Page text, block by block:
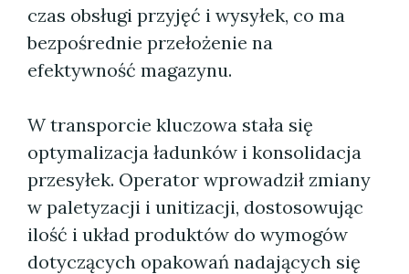
czas obsługi przyjęć i wysyłek, co ma
bezpośrednie przełożenie na
efektywność magazynu.
W transporcie kluczowa stała się
optymalizacja ładunków i konsolidacja
przesyłek. Operator wprowadził zmiany
w paletyzacji i unitizacji, dostosowując
ilość i układ produktów do wymogów
dotyczących opakowań nadających się